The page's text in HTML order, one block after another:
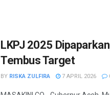
LKPJ 2025
Tembus Target
BY RISKA ZULFIRA 7 APRIL 2026